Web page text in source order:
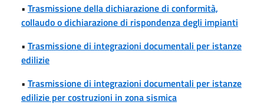
• Trasmissione della dichiarazione di conformità,
collaudo o dichiarazione di rispondenza degli impianti
• Trasmissione di integrazioni documentali per istanze
edilizie
• Trasmissione di integrazioni documentali per istanze
edilizie per costruzioni in zona sismica